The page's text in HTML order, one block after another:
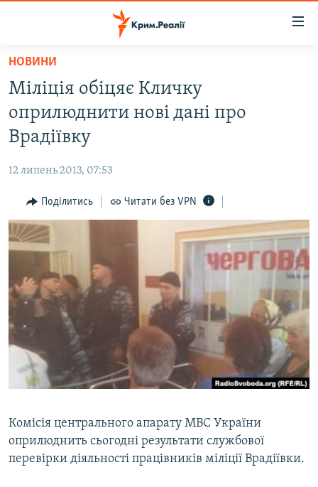
Перейти
основного
матеріалу
Перейти
до
основної
Перейти
до
пошуку
ВОДА.КРИМ
ВІДЕО ТА ФОТО
БЛОГИ
ПОГЛЯД
ІНТЕРВ'Ю
ВСЕ ЗА ДЕНЬ
СПЕЦПРОЕКТИ
ДЕПОРТАЦІЯ
ВІДЕОУРОКИ «ELIFBE»
СВІДЧЕННЯ ОКУПАЦІЇ
УКРАЇНСЬКА ПРОБЛЕМА КРИМУ
ЯК ОБІЙТИ БЛОКУВАННЯ
Русский
Qırımtatar
НОВИНИ
Міліція обіцяє Кличку
оприлюднити нові дані про
Врадіївку
12 липень 2013, 07:53
Поділитись Читати без VPN
Комісія центрального апарату МВС України
оприлюднить сьогодні результати службової
перевірки діяльності працівників міліції Врадіївки.